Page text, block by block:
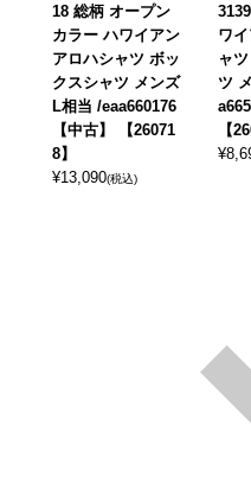
18 総柄 オープン
カラー ハワイアン
アロハシャツ ボッ
クスシャツ メンズ
L相当 /eaa660176
【中古】 【26071
8】
¥13,090(税込)
ワ
ャ
ツ
【
¥